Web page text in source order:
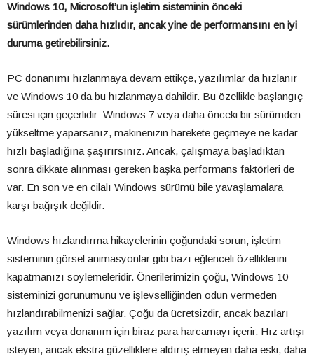
Windows 10, Microsoft’un işletim sisteminin önceki
sürümlerinden daha hızlıdır, ancak yine de performansını en iyi
duruma getirebilirsiniz.
PC donanımı hızlanmaya devam ettikçe, yazılımlar da hızlanır
ve Windows 10 da bu hızlanmaya dahildir. Bu özellikle başlangıç
süresi için geçerlidir: Windows 7 veya daha önceki bir sürümden
yükseltme yaparsanız, makinenizin harekete geçmeye ne kadar
hızlı başladığına şaşırırsınız. Ancak, çalışmaya başladıktan
sonra dikkate alınması gereken başka performans faktörleri de
var. En son ve en cilalı Windows sürümü bile yavaşlamalara
karşı bağışık değildir.
Windows hızlandırma hikayelerinin çoğundaki sorun, işletim
sisteminin görsel animasyonlar gibi bazı eğlenceli özelliklerini
kapatmanızı söylemeleridir. Önerilerimizin çoğu, Windows 10
sisteminizi görünümünü ve işlevselliğinden ödün vermeden
hızlandırabilmenizi sağlar. Çoğu da ücretsizdir, ancak bazıları
yazılım veya donanım için biraz para harcamayı içerir. Hız artışı
isteyen, ancak ekstra güzelliklere aldırış etmeyen daha eski, daha